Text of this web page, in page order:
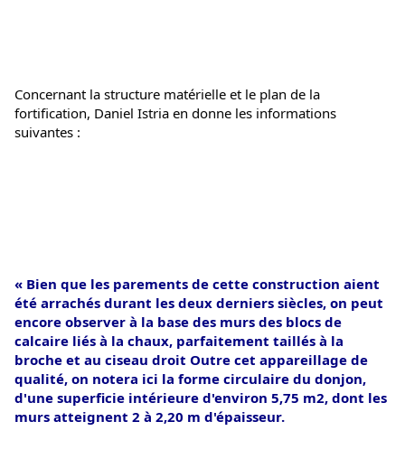
Concernant la structure matérielle et le plan de la
fortification, Daniel Istria en donne les informations
suivantes :
« Bien que les parements de cette construction aient
été arrachés durant les deux derniers siècles, on peut
encore observer à la base des murs des blocs de
calcaire liés à la chaux, parfaitement taillés à la
broche et au ciseau droit Outre cet appareillage de
qualité, on notera ici la forme circulaire du donjon,
d'une superficie intérieure d'environ 5,75 m2, dont les
murs atteignent 2 à 2,20 m d'épaisseur.